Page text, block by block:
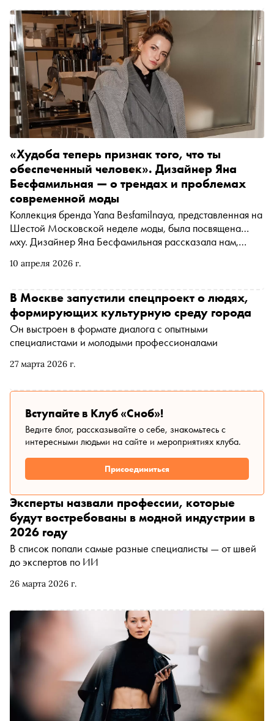
10 апреля 2026 г.
«Худоба теперь признак того, что ты
обеспеченный человек». Дизайнер Яна
Бесфамильная — о трендах и проблемах
современной моды
Коллекция бренда Yana Besfamilnaya, представленная на
Шестой Московской неделе моды, была посвящена…
мху. Дизайнер Яна Бесфамильная рассказала нам,
мода заполнит массовый сегмент и почему мода в
27 марта 2026 г.
В Москве запустили спецпроект о людях,
формирующих культурную среду города
Он выстроен в формате диалога с опытными
специалистами и молодыми профессионалами
Вступайте в Клуб «Сноб»!
Ведите блог, рассказывайте о себе, знакомьтесь с
интересными людьми на сайте и мероприятиях клуба.
Присоединиться
26 марта 2026 г.
Эксперты назвали профессии, которые
будут востребованы в модной индустрии в
2026 году
В список попали самые разные специалисты — от швей
до экспертов по ИИ